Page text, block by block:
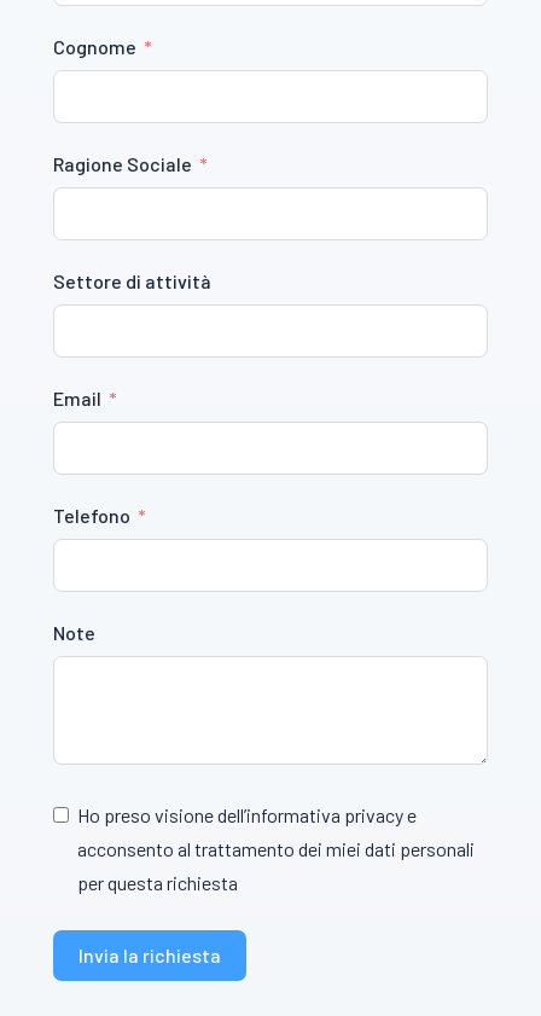
Cognome
Ragione Sociale
Settore di attività
Email
Telefono
Note
Ho preso visione dell’informativa privacy e
acconsento al trattamento dei miei dati personali
per questa richiesta
Invia la richiesta